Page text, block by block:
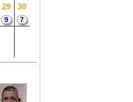
29
9
30
7